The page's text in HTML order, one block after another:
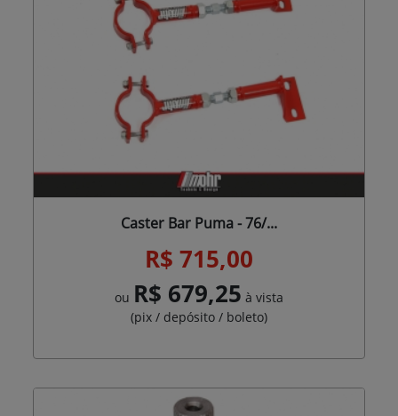
Caster Bar Puma - 76/...
R$ 715,00
ou R$ 679,25 à vista
(pix / depósito / boleto)